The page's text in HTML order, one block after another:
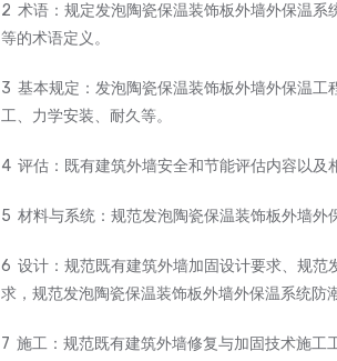
2 术语：规定发泡陶瓷保温装饰板外墙外保温
等的术语定义。
3 基本规定：发泡陶瓷保温装饰板外墙外保温
工、力学安装、耐久等。
4 评估：既有建筑外墙安全和节能评估内容以及
5 材料与系统：规范发泡陶瓷保温装饰板外墙外
6 设计：规范既有建筑外墙加固设计要求、规范
求，规范发泡陶瓷保温装饰板外墙外保温系统防
7 施工：规范既有建筑外墙修复与加固技术施工